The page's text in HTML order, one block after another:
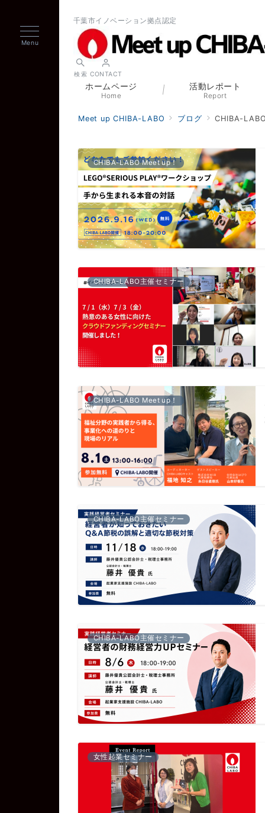
千葉市イノベーション拠点認定
検索 CONTACT
ホームページ
Home
活動レポート
Report
Meet up CHIBA-LABO ブログ CHIBA-LABO
CHIBA-LABO Meet up！
CHIBA-LABO主催セミナー
CHIBA-LABO Meet up！
CHIBA-LABO主催セミナー
CHIBA-LABO主催セミナー
女性起業セミナー
Menu